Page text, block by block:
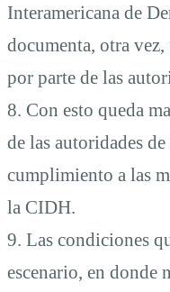
Interamericana de
documenta, otra
por parte de las
8. Con esto queda
de las autoridades
cumplimiento a las
la CIDH.
9. Las condiciones
escenario, en donde